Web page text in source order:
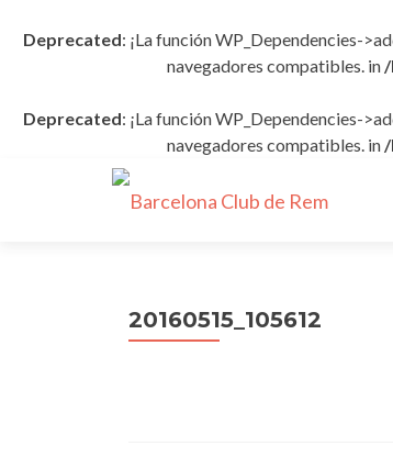
Deprecated: ¡La función WP_Dependencies-
navegadores compatibles. in
Deprecated: ¡La función WP_Dependencies-
navegadores compatibles. in
20160515_105612